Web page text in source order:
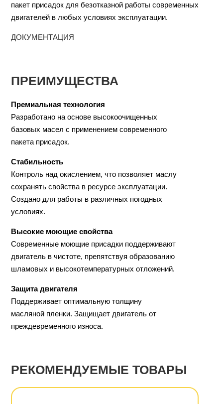
пакет присадок для безотказной работы современных
двигателей в любых условиях эксплуатации.
ДОКУМЕНТАЦИЯ
ПРЕИМУЩЕСТВА
Премиальная технология
Разработано на основе высокоочищенных
базовых масел с применением современного
пакета присадок.
Стабильность
Контроль над окислением, что позволяет маслу
сохранять свойства в ресурсе эксплуатации.
Создано для работы в различных погодных
условиях.
Высокие моющие свойства
Современные моющие присадки поддерживают
двигатель в чистоте, препятствуя образованию
шламовых и высокотемпературных отложений.
Защита двигателя
Поддерживает оптимальную толщину
масляной пленки. Защищает двигатель от
преждевременного износа.
РЕКОМЕНДУЕМЫЕ ТОВАРЫ